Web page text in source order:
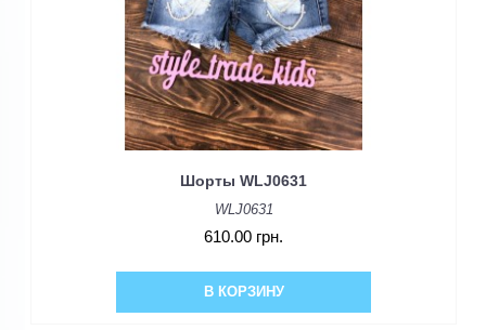
Шорты WLJ0631
WLJ0631
610.00 грн.
В КОРЗИНУ